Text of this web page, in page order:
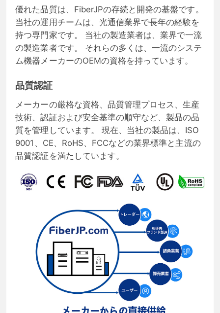
優れた品質は、FiberJPの存続と開発の基盤です。
当社の運用チームは、光通信業界で長年の経験を
持つ専門家です。 当社の製造業者は、業界で一流
の製造業者です。 それらの多くは、一流のシステ
ム機器メーカーのOEMの資格を持っています。
品質認証
メーカーの厳格な資格、品質管理プロセス、生産
技術、認証および安全基準の順守など、製品の品
質を管理しています。 現在、当社の製品は、ISO
9001、CE、RoHS、FCCなどの業界標準と主流の
品質認証を満たしています。